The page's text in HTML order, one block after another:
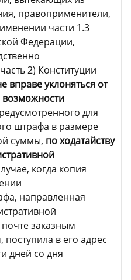
правоприменители,
части 1.3
Федерации,
2) Конституции
вправе уклоняться от
возможности
для
штрафа в размере
суммы, по ходатайству
когда копия
направленная
почте заказным
в его адрес
дней со дня